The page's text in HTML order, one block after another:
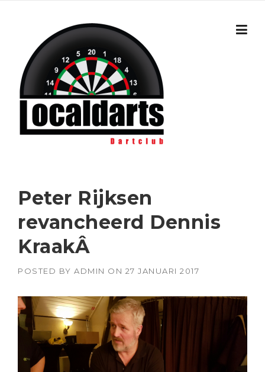
Peter Rijksen
revancheerd Dennis
KraakÂ
POSTED BY ADMIN ON 27 JANUARI 2017